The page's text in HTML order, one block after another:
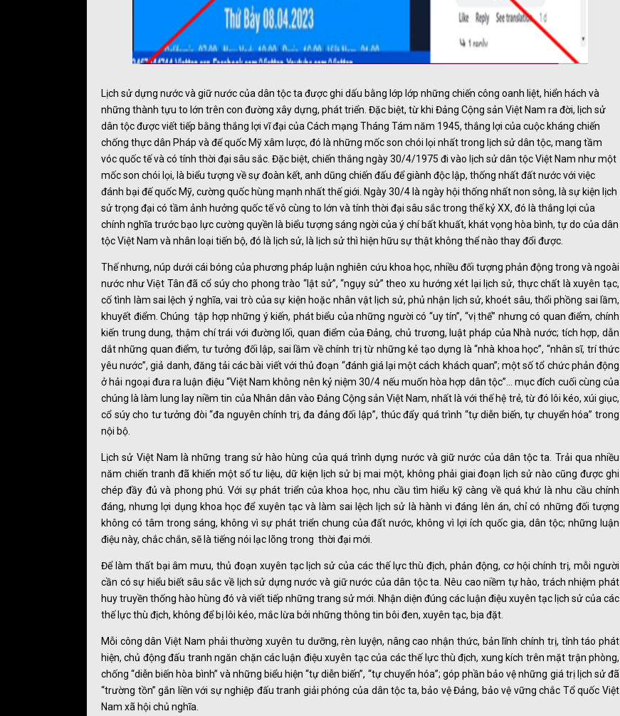
Lịch sử dựng nước và giữ nước của dân tộc ta được ghi dấu bằng lớp lớp những chiến công oanh liệt, hiển hách và
những thành tựu to lớn trên con đường xây dựng, phát triển. Đặc biệt, từ khi Đảng Cộng sản Việt Nam ra đời, lịch sử
dân tộc được viết tiếp bằng thắng lợi vĩ đại của Cách mạng Tháng Tám năm 1945, thắng lợi của cuộc kháng chiến
chống thực dân Pháp và đế quốc Mỹ xâm lược, đó là những mốc son chói lọi nhất trong lịch sử dân tộc, mang tầm
vóc quốc tế và có tính thời đại sâu sắc. Đặc biệt, chiến thắng ngày 30/4/1975 đi vào lịch sử dân tộc Việt Nam như một
mốc son chói lọi, là biểu tượng về sự đoàn kết, anh dũng chiến đấu để giành độc lập, thống nhất đất nước với việc
đánh bại đế quốc Mỹ, cường quốc hùng mạnh nhất thế giới. Ngày 30/4 là ngày hội thống nhất non sông, là sự kiện lịch
sử trọng đại có tầm ảnh hưởng quốc tế vô cùng to lớn và tính thời đại sâu sắc trong thế kỷ XX, đó là thắng lợi của
chính nghĩa trước bạo lực cường quyền là biểu tượng sáng ngời của ý chí bất khuất, khát vọng hòa bình, tự do của dân
tộc Việt Nam và nhân loại tiến bộ, đó là lịch sử, là lịch sử thì hiện hữu sự thật không thể nào thay đổi được.
Thế nhưng, núp dưới cái bóng của phương pháp luận nghiên cứu khoa học, nhiều đối tượng phản động trong và ngoài
nước như Việt Tân đã cổ súy cho phong trào “lật sử”, “ngụy sử” theo xu hướng xét lại lịch sử, thực chất là xuyên tạc,
cố tình làm sai lệch ý nghĩa, vai trò của sự kiện hoặc nhân vật lịch sử, phủ nhận lịch sử, khoét sâu, thổi phồng sai lầm,
khuyết điểm. Chúng tập hợp những ý kiến, phát biểu của những người có “uy tín”, “vị thế” nhưng có quan điểm, chính
kiến trung dung, thậm chí trái với đường lối, quan điểm của Đảng, chủ trương, luật pháp của Nhà nước; tích hợp, dẫn
dắt những quan điểm, tư tưởng đối lập, sai lầm về chính trị từ những kẻ tạo dựng là “nhà khoa học”, “nhân sĩ, trí thức
yêu nước”, giả danh, đăng tải các bài viết với thủ đoạn “đánh giá lại một cách khách quan”; một số tổ chức phản động
ở hải ngoại đưa ra luận điệu “Việt Nam không nên kỷ niệm 30/4 nếu muốn hòa hợp dân tộc”... mục đích cuối cùng của
chúng là làm lung lay niềm tin của Nhân dân vào Đảng Cộng sản Việt Nam, nhất là với thế hệ trẻ, từ đó lôi kéo, xúi giục,
cổ súy cho tư tưởng đòi “đa nguyên chính trị, đa đảng đối lập”, thúc đẩy quá trình “tự diễn biến, tự chuyển hóa” trong
nội bộ.
Lịch sử Việt Nam là những trang sử hào hùng của quá trình dựng nước và giữ nước của dân tộc ta. Trải qua nhiều
năm chiến tranh đã khiến một số tư liệu, dữ kiện lịch sử bị mai một, không phải giai đoạn lịch sử nào cũng được ghi
chép đầy đủ và phong phú. Với sự phát triển của khoa học, nhu cầu tìm hiểu kỹ càng về quá khứ là nhu cầu chính
đáng, nhưng lợi dụng khoa học để xuyên tạc và làm sai lệch lịch sử là hành vi đáng lên án, chỉ có những đối tượng
không có tâm trong sáng, không vì sự phát triển chung của đất nước, không vì lợi ích quốc gia, dân tộc; những luận
điệu này, chắc chắn, sẽ là tiếng nói lạc lõng trong thời đại mới.
Để làm thất bại âm mưu, thủ đoạn xuyên tạc lịch sử của các thế lực thù địch, phản động, cơ hội chính trị, mỗi người
cần có sự hiểu biết sâu sắc về lịch sử dựng nước và giữ nước của dân tộc ta. Nêu cao niềm tự hào, trách nhiệm phát
huy truyền thống hào hùng đó và viết tiếp những trang sử mới. Nhận diện đúng các luận điệu xuyên tạc lịch sử của các
thế lực thù địch, không để bị lôi kéo, mắc lừa bởi những thông tin bôi đen, xuyên tạc, bịa đặt.
Mỗi công dân Việt Nam phải thường xuyên tu dưỡng, rèn luyện, nâng cao nhận thức, bản lĩnh chính trị, tỉnh táo phát
hiện, chủ động đấu tranh ngăn chặn các luận điệu xuyên tạc của các thế lực thù địch, xung kích trên mặt trận phòng,
chống “diễn biến hòa bình” và những biểu hiện “tự diễn biến”, “tự chuyển hóa”; góp phần bảo vệ những giá trị lịch sử đã
“trường tồn” gắn liền với sự nghiệp đấu tranh giải phóng của dân tộc ta, bảo vệ Đảng, bảo vệ vững chắc Tổ quốc Việt
Nam xã hội chủ nghĩa.